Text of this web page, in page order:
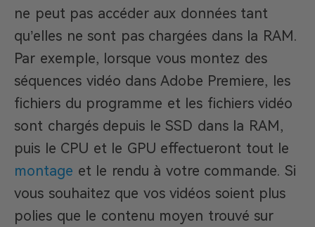
ne peut pas accéder aux données tant
qu’elles ne sont pas chargées dans la RAM.
Par exemple, lorsque vous montez des
séquences vidéo dans Adobe Premiere, les
fichiers du programme et les fichiers vidéo
sont chargés depuis le SSD dans la RAM,
puis le CPU et le GPU effectueront tout le
montage et le rendu à votre commande. Si
vous souhaitez que vos vidéos soient plus
polies que le contenu moyen trouvé sur